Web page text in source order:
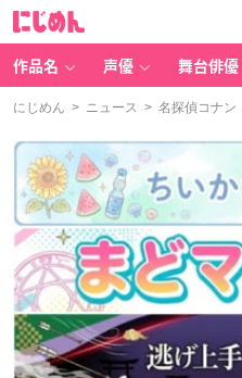
作品名 声優 舞台俳優
にじめん > ニュース > 名探偵コナン